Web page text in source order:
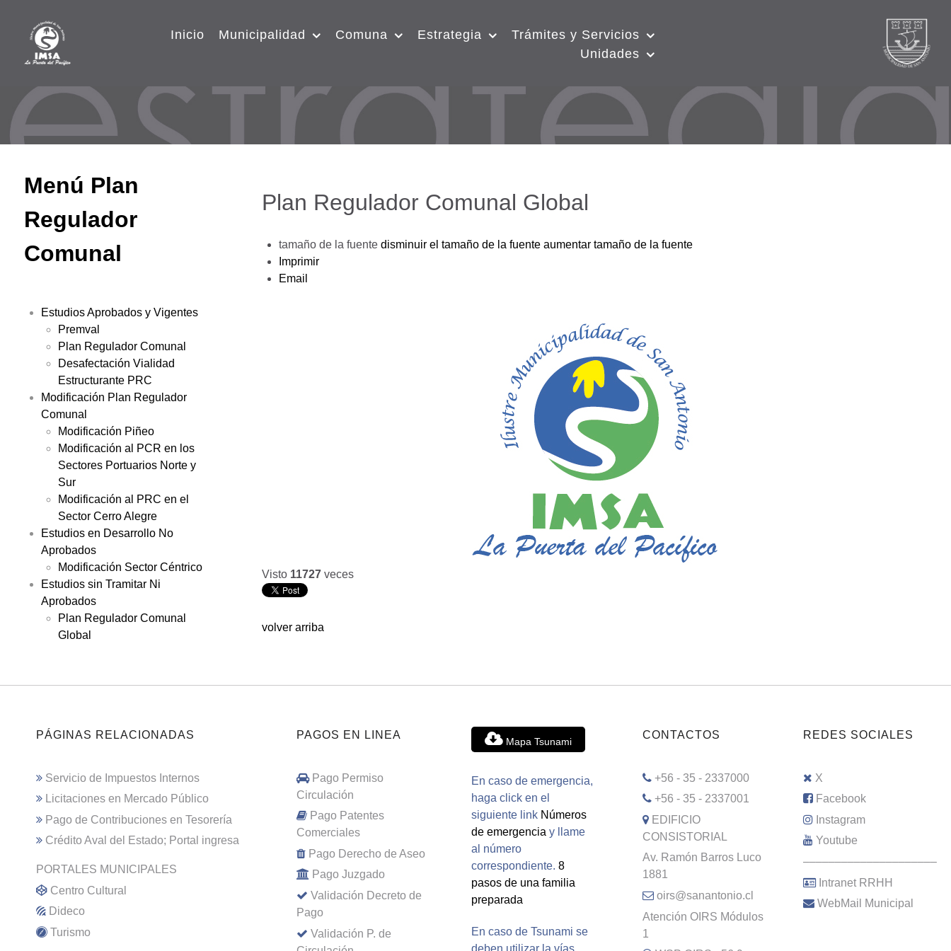
Inicio Municipalidad Comuna Estrategia
Trámites y Servicios
Unidades
Menú Plan
Regulador
Comunal
Estudios Aprobados y Vigentes
Premval
Plan Regulador Comunal
Desafectación Vialidad
Estructurante PRC
Modificación Plan Regulador
Comunal
Modificación Piñeo
Modificación al PCR en los
Sectores Portuarios Norte y
Sur
Modificación al PRC en el
Sector Cerro Alegre
Estudios en Desarrollo No
Aprobados
Modificación Sector Céntrico
Estudios sin Tramitar Ni
Aprobados
Plan Regulador Comunal
Global
Plan Regulador Comunal Global
tamaño de la fuente disminuir el tamaño de la fuente aumentar tamaño de la fuente
Imprimir
Email
Visto 11727 veces
volver arriba
PÁGINAS RELACIONADAS
Servicio de Impuestos Internos
Licitaciones en Mercado Público
Pago de Contribuciones en Tesorería
Crédito Aval del Estado; Portal ingresa
PORTALES MUNICIPALES
Centro Cultural
Dideco
Turismo
PAGOS EN LINEA
Pago Permiso
Circulación
Pago Patentes
Comerciales
Pago Derecho de Aseo
Pago Juzgado
Validación Decreto de
Pago
Validación P. de
Mapa Tsunami
En caso de emergencia,
haga click en el
siguiente link Números
de emergencia y llame
al número
correspondiente. 8
pasos de una familia
preparada
En caso de Tsunami se
deben utilizar la vías
CONTACTOS
+56 - 35 - 2337000
+56 - 35 - 2337001
EDIFICIO
CONSISTORIAL
Av. Ramón Barros Luco
1881
oirs@sanantonio.cl
Atención OIRS Módulos
1
REDES SOCIALES
X
Facebook
Instagram
Youtube
–––––––––––––––––––––
Intranet RRHH
WebMail Municipal